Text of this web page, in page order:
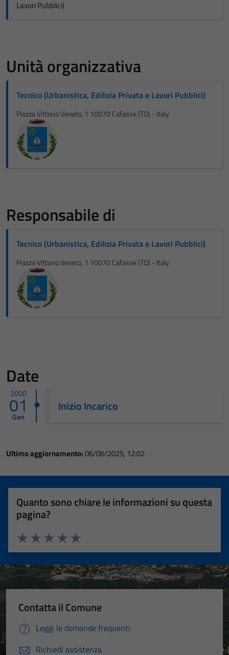
Lavori Pubblici)
Unità organizzativa
Tecnico (Urbanistica, Edilizia Privata e Lavori Pubblici)
Piazza Vittorio Veneto, 1 10070 Cafasse (TO) - Italy
Responsabile di
Tecnico (Urbanistica, Edilizia Privata e Lavori Pubblici)
Piazza Vittorio Veneto, 1 10070 Cafasse (TO) - Italy
Date
2000
01
Gen
Inizio Incarico
Ultimo aggiornamento:06/06/2025, 12:02
Quanto sono chiare le informazioni su questa
pagina?
Valuta 5 stelle su 5
Valuta 4 stelle su 5
Valuta 3 stelle su 5
Valuta 2 stelle su 5
Valuta 1 stelle su 5
Contatta il Comune
Leggi le domande frequenti
Richiedi assistenza